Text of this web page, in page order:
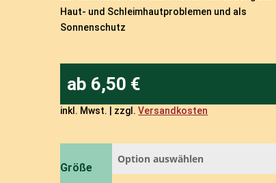
Haut- und Schleimhautproblemen und als
Sonnenschutz
ab 6,50 €
inkl. Mwst. | zzgl.Versandkosten
Größe